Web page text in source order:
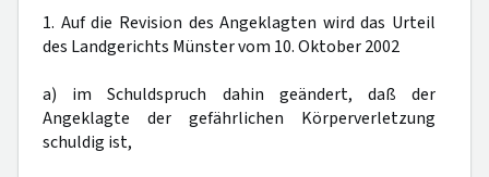
1. Auf die Revision des Angeklagten wird das Urteil
des Landgerichts Münster vom 10. Oktober 2002
a) im Schuldspruch dahin geändert, daß der
Angeklagte der gefährlichen Körperverletzung
schuldig ist,